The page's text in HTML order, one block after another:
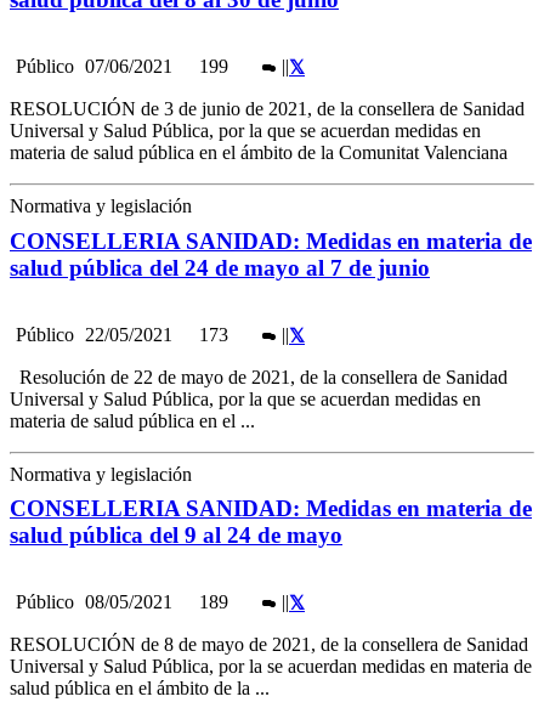
Público 07/06/2021 199 ||
RESOLUCIÓN de 3 de junio de 2021, de la consellera de Sanidad
Universal y Salud Pública, por la que se acuerdan medidas en
materia de salud pública en el ámbito de la Comunitat Valenciana
Normativa y legislación
CONSELLERIA SANIDAD: Medidas en materia de
salud pública del 24 de mayo al 7 de junio
Público 22/05/2021 173 ||
Resolución de 22 de mayo de 2021, de la consellera de Sanidad
Universal y Salud Pública, por la que se acuerdan medidas en
materia de salud pública en el ...
Normativa y legislación
CONSELLERIA SANIDAD: Medidas en materia de
salud pública del 9 al 24 de mayo
Público 08/05/2021 189 ||
RESOLUCIÓN de 8 de mayo de 2021, de la consellera de Sanidad
Universal y Salud Pública, por la se acuerdan medidas en materia de
salud pública en el ámbito de la ...